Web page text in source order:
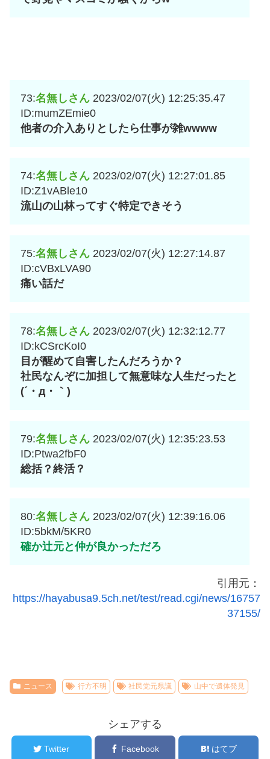
73:名無しさん 2023/02/07(火) 12:25:35.47
ID:mumZEmie0
他者の介入ありとしたら仕事が雑wwww
74:名無しさん 2023/02/07(火) 12:27:01.85
ID:Z1vABle10
流山の山林ってすぐ特定できそう
75:名無しさん 2023/02/07(火) 12:27:14.87
ID:cVBxLVA90
痛い話だ
78:名無しさん 2023/02/07(火) 12:32:12.77
ID:kCSrcKoI0
目が醒めて自害したんだろうか？
社民なんぞに加担して無意味な人生だったと
(´・д・｀)
79:名無しさん 2023/02/07(火) 12:35:23.53
ID:Ptwa2fbF0
総括？終活？
80:名無しさん 2023/02/07(火) 12:39:16.06
ID:5bkM/5KR0
確か辻元と仲が良かっただろ
引用元：
https://hayabusa9.5ch.net/test/read.cgi/news/16757
37155/
ニュース 行方不明 社民党元県議 山中で遺体発見
シェアする
Twitter Facebook はてブ